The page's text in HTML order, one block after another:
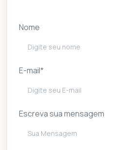
Nome
E-mail*
Escreva sua mensagem